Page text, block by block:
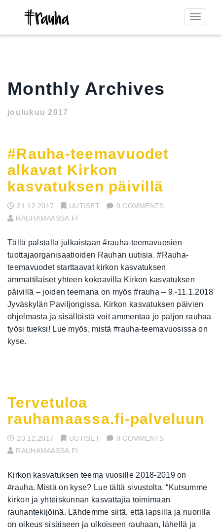
Toggle
Monthly Archives
joulukuu 2017
#Rauha-teemavuodet
alkavat Kirkon
kasvatuksen päivillä
21.12.2017 UUTISET
0 COMMENTS
RAUHAMAASSA.FI
Tällä palstalla julkaistaan #rauha-teemavuosien
tuottajaorganisaatioiden Rauhan uutisia. #Rauha-
teemavuodet starttaavat kirkon kasvatuksen
ammattilaiset yhteen kokoavilla Kirkon kasvatuksen
päivillä – joiden teemana on myös #rauha – 9.-11.1.2018
Jyväskylän Paviljongissa. Kirkon kasvatuksen päivien
ohjelmasta ja sisällöistä voit ammentaa jo paljon rauhaa
työsi tueksi! Lue myös, mistä #rauha-teemavuosissa on
kyse.
Tervetuloa
rauhamaassa.fi-palveluun
20.12.2017 UUTISET
0 COMMENTS
RAUHAMAASSA.FI
Kirkon kasvatuksen teema vuosille 2018-2019 on
#rauha. Mistä on kyse? Lue tältä sivustolta. “Kutsumme
kirkon ja yhteiskunnan kasvattajia toimimaan
rauhantekijöinä. Lähdemme siitä, että lapsilla ja nuorilla
on oikeus sisäiseen ja ulkoiseen rauhaan, lähellä ja